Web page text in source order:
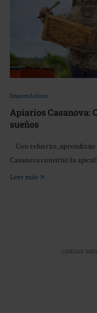
Emprendedores
Apiarios Casanova:
sueños
Con esfuerzo,
Casanova convirtió la
Leer más
CARGAR